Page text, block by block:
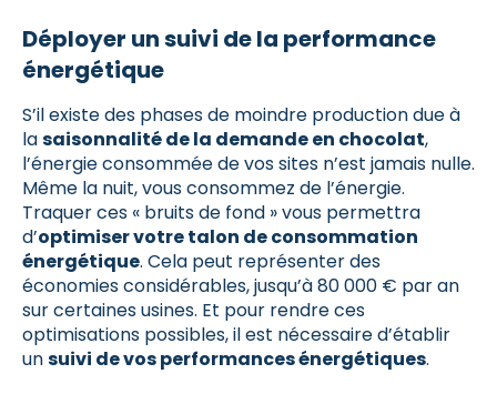
Déployer un suivi de la performance
énergétique
S’il existe des phases de moindre production due à
lasaisonnalité de la demande en chocolat,
l’énergie consommée de vos sites n’est jamais nulle.
Même la nuit, vous consommez de l’énergie.
Traquer ces « bruits de fond » vous permettra
d’optimiser votre talon de consommation
énergétique. Cela peut représenter des
économies considérables, jusqu’à 80 000 € par an
sur certaines usines. Et pour rendre ces
optimisations possibles, il est nécessaire d’établir
unsuivi de vos performances énergétiques.